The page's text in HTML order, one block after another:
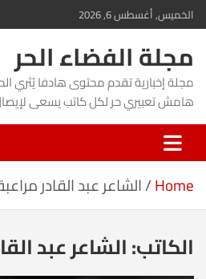
Skip
to
content
الخميس, أغسطس 6, 2026
مجلة الفضاء الحر
مجلة إخبارية تقدم محتوى هادفا يُثري
هامش تعبيري حر لكل كاتب يسعى لإيصال
Home الشاعر عبد القادر
الكاتب:الشاعر عبد